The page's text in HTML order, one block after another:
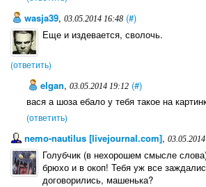
wasja39, 03.05.2014 16:48 (#)
Еще и издевается, сволочь.
(ответить)
elgan, 03.05.2014 19:12 (#)
вася а шоза ебало у тебя такое на
(ответить)
nemo-nautilus [livejournal.com],
Голубчик (в нехорошем смысле
брюхо и в окоп! Тебя уж все
договорились, машенька?